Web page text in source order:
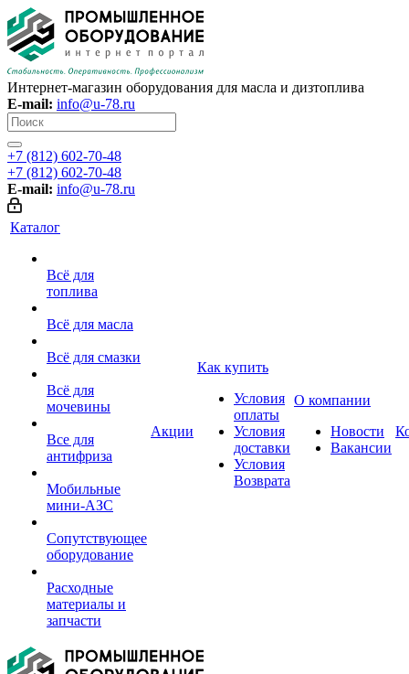
Интернет-магазин оборудования для масла и дизтоплива
E-mail: info@u-78.ru
+7 (812) 602-70-48
+7 (812) 602-70-48
E-mail: info@u-78.ru
Каталог
Всё для
топлива
Всё для масла
Всё для смазки
Всё для
мочевины
Все для
антифриза
Мобильные
мини-АЗС
Сопутствующее
оборудование
Расходные
материалы и
запчасти
Акции
Как купить
Условия
оплаты
Условия
доставки
Условия
Возврата
О компании
Новости
Вакансии